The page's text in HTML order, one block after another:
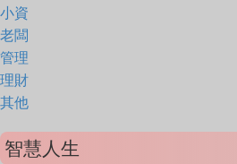
小資
老闆
管理
理財
其他
智慧人生